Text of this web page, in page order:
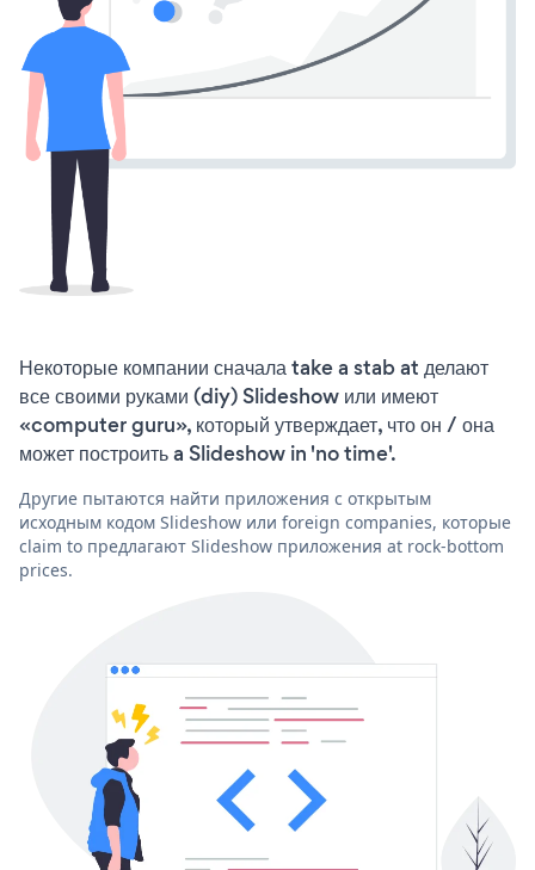
Некоторые компании сначала take a stab at делают
все своими руками (diy) Slideshow или имеют
«computer guru», который утверждает, что он / она
может построить a Slideshow in 'no time'.
Другие пытаются найти приложения с открытым
исходным кодом Slideshow или foreign companies, которые
claim to предлагают Slideshow приложения at rock-bottom
prices.